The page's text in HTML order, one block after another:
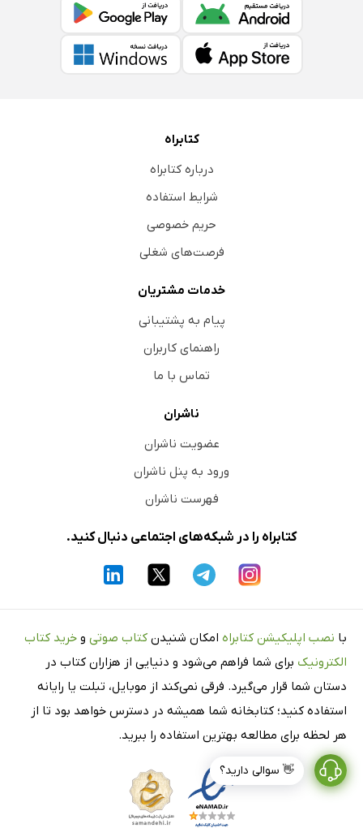
👋 سوالی دارید؟
کتابراه
درباره کتابراه
شرایط استفاده
حریم خصوصی
فرصت‌های شغلی
خدمات مشتریان
پیام به پشتیبانی
راهنمای کاربران
تماس با ما
ناشران
عضویت ناشران
ورود به پنل ناشران
فهرست ناشران
کتابراه را در شبکه‌های اجتماعی دنبال کنید.
با نصب اپلیکیشن کتابراه امکان شنیدن کتاب صوتی و خرید کتاب
الکترونیک برای شما فراهم می‌شود و دنیایی از هزاران کتاب در
دستان شما قرار می‌گیرد. فرقی نمی‌کند از موبایل، تبلت یا رایانه
استفاده کنید؛ کتابخانه شما همیشه در دسترس خواهد بود تا از
هر لحظه برای مطالعه بهترین استفاده را ببرید.